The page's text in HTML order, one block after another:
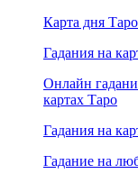
Карта дня
Гадания на
Онлайн
картах Таро
Гадания на
Гадание на